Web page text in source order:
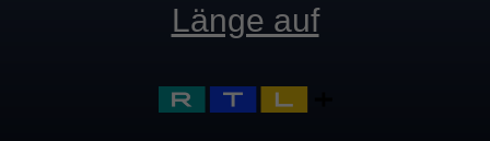
Länge auf